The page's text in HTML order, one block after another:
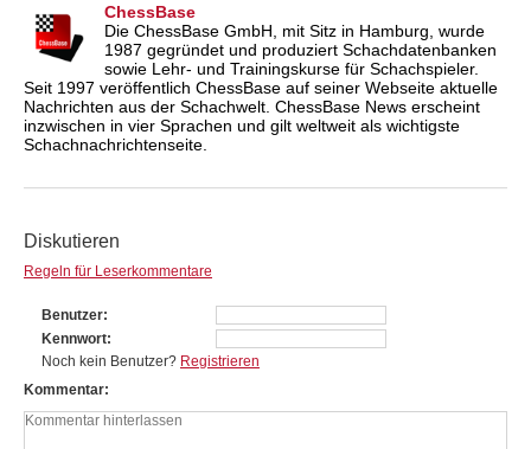
ChessBase
Die ChessBase GmbH, mit Sitz in Hamburg, wurde
1987 gegründet und produziert Schachdatenbanken
sowie Lehr- und Trainingskurse für Schachspieler.
Seit 1997 veröffentlich ChessBase auf seiner Webseite aktuelle
Nachrichten aus der Schachwelt. ChessBase News erscheint
inzwischen in vier Sprachen und gilt weltweit als wichtigste
Schachnachrichtenseite.
Diskutieren
Regeln für Leserkommentare
Benutzer
Kennwort
Noch kein Benutzer? Registrieren
Kommentar